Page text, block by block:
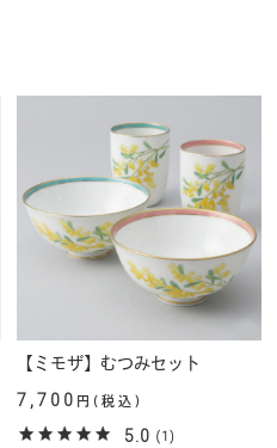
【ミモザ】むつみセット
7,700 円(税込)
5.0 (1)